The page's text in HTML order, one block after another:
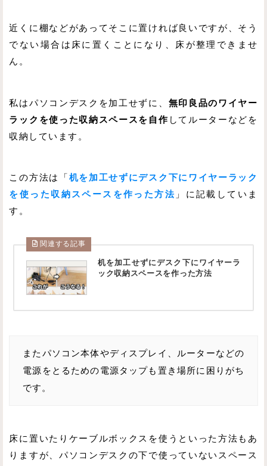
近くに棚などがあってそこに置ければ良いですが、そう
でない場合は床に置くことになり、床が整理できませ
ん。
私はパソコンデスクを加工せずに、 無印良品のワイヤー
ラックを使った収納スペースを自作 してルーターなどを
収納しています。
この方法は「 机を加工せずにデスク下にワイヤーラック
を使った収納スペースを作った方法 」に記載していま
す。
関連する記事
机を加工せずにデスク下にワイヤーラ
ック収納スペースを作った方法
またパソコン本体やディスプレイ、ルーターなどの
電源をとるための電源タップも置き場所に困りがち
です。
床に置いたりケーブルボックスを使うといった方法もあ
りますが、パソコンデスクの下で使っていないスペース